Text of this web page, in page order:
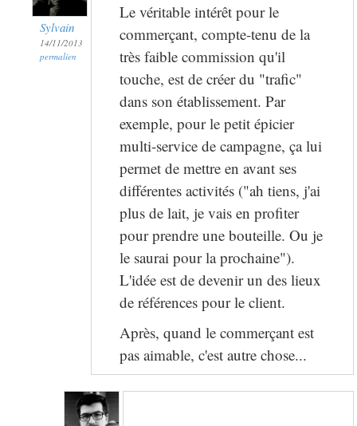
Sylvain
14/11/2013
permalien
Le véritable intérêt pour le
commerçant, compte-tenu de la
très faible commission qu'il
touche, est de créer du "trafic"
dans son établissement. Par
exemple, pour le petit épicier
multi-service de campagne, ça lui
permet de mettre en avant ses
différentes activités ("ah tiens, j'ai
plus de lait, je vais en profiter
pour prendre une bouteille. Ou je
le saurai pour la prochaine").
L'idée est de devenir un des lieux
de références pour le client.
Après, quand le commerçant est
pas aimable, c'est autre chose...